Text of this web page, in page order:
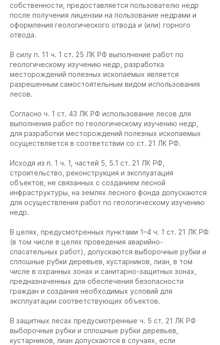
собственности, предоставляется пользователю недр
после получения лицензии на пользование недрами и
оформления геологического отвода и (или) горного
отвода.
В силу п. 11 ч. 1 ст. 25 ЛК РФ выполнение работ по
геологическому изучению недр, разработка
месторождений полезных ископаемых является
разрешенным самостоятельным видом использования
лесов.
Согласно ч. 1 ст. 43 ЛК РФ использование лесов для
выполнения работ по геологическому изучению недр,
для разработки месторождений полезных ископаемых
осуществляется в соответствии со ст. 21 ЛК РФ.
Исходя из п. 1 ч. 1, частей 5, 5.1 ст. 21 ЛК РФ,
строительство, реконструкция и эксплуатация
объектов, не связанных с созданием лесной
инфраструктуры, на землях лесного фонда допускаются
для осуществления работ по геологическому изучению
недр.
В целях, предусмотренных пунктами 1–4 ч. 1 ст. 21 ЛК РФ
(в том числе в целях проведения аварийно-
спасательных работ), допускаются выборочные рубки и
сплошные рубки деревьев, кустарников, лиан, в том
числе в охранных зонах и санитарно-защитных зонах,
предназначенных для обеспечения безопасности
граждан и создания необходимых условий для
эксплуатации соответствующих объектов.
В защитных лесах предусмотренные ч. 5 ст. 21 ЛК РФ
выборочные рубки и сплошные рубки деревьев,
кустарников, лиан допускаются в случаях, если